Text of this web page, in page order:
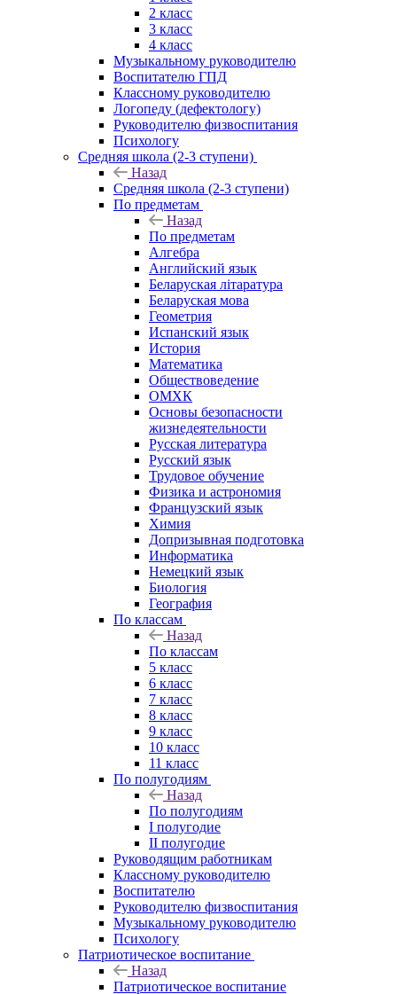
2 класс
3 класс
4 класс
Музыкальному руководителю
Воспитателю ГПД
Классному руководителю
Логопеду (дефектологу)
Руководителю физвоспитания
Психологу
Средняя школа (2-3 ступени)
Назад
Средняя школа (2-3 ступени)
По предметам
Назад
По предметам
Алгебра
Английский язык
Беларуская літаратура
Беларуская мова
Геометрия
Испанский язык
История
Математика
Обществоведение
ОМХК
Основы безопасности
жизнедеятельности
Русская литература
Русский язык
Трудовое обучение
Физика и астрономия
Французский язык
Химия
Допризывная подготовка
Информатика
Немецкий язык
Биология
География
По классам
Назад
По классам
5 класс
6 класс
7 класс
8 класс
9 класс
10 класс
11 класс
По полугодиям
Назад
По полугодиям
I полугодие
II полугодие
Руководящим работникам
Классному руководителю
Воспитателю
Руководителю физвоспитания
Музыкальному руководителю
Психологу
Патриотическое воспитание
Назад
Патриотическое воспитание